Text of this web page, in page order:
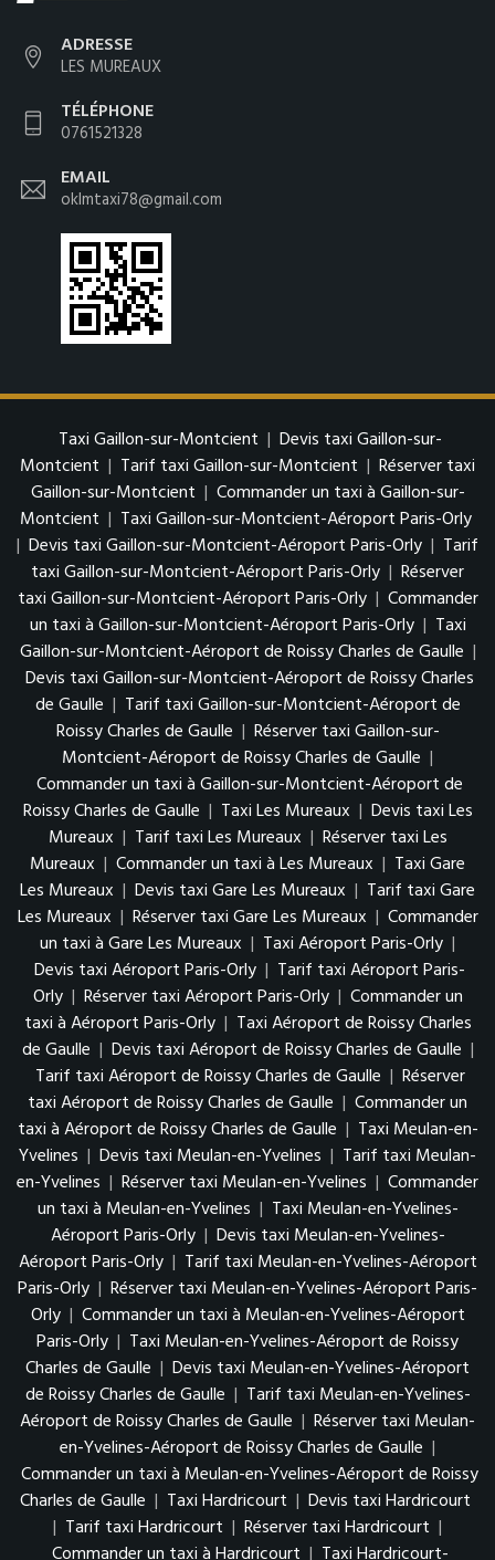
ADRESSE
LES MUREAUX
TÉLÉPHONE
0761521328
EMAIL
oklmtaxi78@gmail.com
Taxi Gaillon-sur-Montcient | Devis taxi Gaillon-sur-
Montcient | Tarif taxi Gaillon-sur-Montcient | Réserver taxi
Gaillon-sur-Montcient | Commander un taxi à Gaillon-sur-
Montcient | Taxi Gaillon-sur-Montcient-Aéroport Paris-Orly
| Devis taxi Gaillon-sur-Montcient-Aéroport Paris-Orly | Tarif
taxi Gaillon-sur-Montcient-Aéroport Paris-Orly | Réserver
taxi Gaillon-sur-Montcient-Aéroport Paris-Orly | Commander
un taxi à Gaillon-sur-Montcient-Aéroport Paris-Orly | Taxi
Gaillon-sur-Montcient-Aéroport de Roissy Charles de Gaulle |
Devis taxi Gaillon-sur-Montcient-Aéroport de Roissy Charles
de Gaulle | Tarif taxi Gaillon-sur-Montcient-Aéroport de
Roissy Charles de Gaulle | Réserver taxi Gaillon-sur-
Montcient-Aéroport de Roissy Charles de Gaulle |
Commander un taxi à Gaillon-sur-Montcient-Aéroport de
Roissy Charles de Gaulle | Taxi Les Mureaux | Devis taxi Les
Mureaux | Tarif taxi Les Mureaux | Réserver taxi Les
Mureaux | Commander un taxi à Les Mureaux | Taxi Gare
Les Mureaux | Devis taxi Gare Les Mureaux | Tarif taxi Gare
Les Mureaux | Réserver taxi Gare Les Mureaux | Commander
un taxi à Gare Les Mureaux | Taxi Aéroport Paris-Orly |
Devis taxi Aéroport Paris-Orly | Tarif taxi Aéroport Paris-
Orly | Réserver taxi Aéroport Paris-Orly | Commander un
taxi à Aéroport Paris-Orly | Taxi Aéroport de Roissy Charles
de Gaulle | Devis taxi Aéroport de Roissy Charles de Gaulle |
Tarif taxi Aéroport de Roissy Charles de Gaulle | Réserver
taxi Aéroport de Roissy Charles de Gaulle | Commander un
taxi à Aéroport de Roissy Charles de Gaulle | Taxi Meulan-en-
Yvelines | Devis taxi Meulan-en-Yvelines | Tarif taxi Meulan-
en-Yvelines | Réserver taxi Meulan-en-Yvelines | Commander
un taxi à Meulan-en-Yvelines | Taxi Meulan-en-Yvelines-
Aéroport Paris-Orly | Devis taxi Meulan-en-Yvelines-
Aéroport Paris-Orly | Tarif taxi Meulan-en-Yvelines-Aéroport
Paris-Orly | Réserver taxi Meulan-en-Yvelines-Aéroport Paris-
Orly | Commander un taxi à Meulan-en-Yvelines-Aéroport
Paris-Orly | Taxi Meulan-en-Yvelines-Aéroport de Roissy
Charles de Gaulle | Devis taxi Meulan-en-Yvelines-Aéroport
de Roissy Charles de Gaulle | Tarif taxi Meulan-en-Yvelines-
Aéroport de Roissy Charles de Gaulle | Réserver taxi Meulan-
en-Yvelines-Aéroport de Roissy Charles de Gaulle |
Commander un taxi à Meulan-en-Yvelines-Aéroport de Roissy
Charles de Gaulle | Taxi Hardricourt | Devis taxi Hardricourt
| Tarif taxi Hardricourt | Réserver taxi Hardricourt |